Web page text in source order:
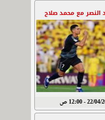
النصر مع محمد صلاح
- 12:00 ص